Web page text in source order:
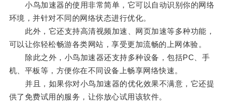
小鸟加速器的使用非常简单，它可以自动识别你的网络
环境，并针对不同的网络状态进行优化。
此外，它还支持高清视频加速、网页加速等多种功能，
可以让你轻松畅游各类网站，享受更加流畅的上网体验。
除此之外，小鸟加速器还支持多种设备，包括PC、手
机、平板等，方便你在不同设备上畅享网络快速。
并且，如果你对小鸟加速器的优化效果不满意，它还提
供了免费试用的服务，让你放心试用该软件。